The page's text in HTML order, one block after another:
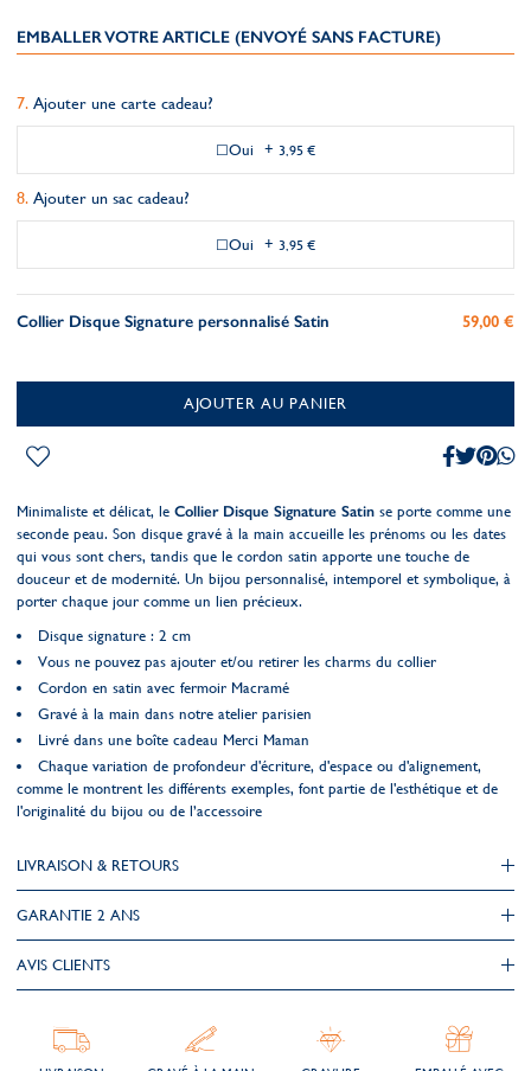
EMBALLER VOTRE ARTICLE (ENVOYÉ SANS FACTURE)
Ajouter une carte cadeau?
Oui + 3,95 €
Ajouter un sac cadeau?
Oui + 3,95 €
Collier Disque Signature personnalisé Satin 59,00 €
AJOUTER AU PANIER
Minimaliste et délicat, le Collier Disque Signature Satin se porte comme une
seconde peau. Son disque gravé à la main accueille les prénoms ou les dates
qui vous sont chers, tandis que le cordon satin apporte une touche de
douceur et de modernité. Un bijou personnalisé, intemporel et symbolique, à
porter chaque jour comme un lien précieux.
Disque signature : 2 cm
Vous ne pouvez pas ajouter et/ou retirer les charms du collier
Cordon en satin avec fermoir Macramé
Gravé à la main dans notre atelier parisien
Livré dans une boîte cadeau Merci Maman
Chaque variation de profondeur d'écriture, d'espace ou d'alignement,
comme le montrent les différents exemples, font partie de l'esthétique et de
l'originalité du bijou ou de l’accessoire
LIVRAISON & RETOURS
GARANTIE 2 ANS
AVIS CLIENTS